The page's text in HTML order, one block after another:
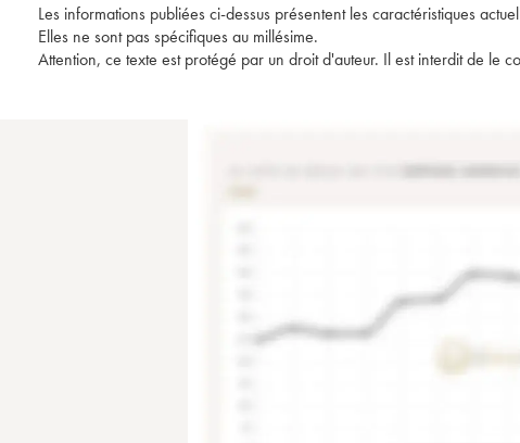
Les informations publiées ci-dessus présentent les caractéristiques
Elles ne sont pas spécifiques au millésime.
Attention, ce texte est protégé par un droit d'auteur. Il est interdit de le